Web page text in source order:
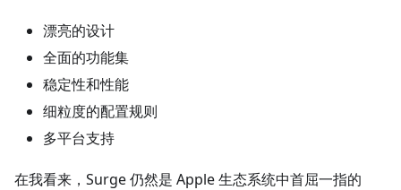
漂亮的设计
全面的功能集
稳定性和性能
细粒度的配置规则
多平台支持
在我看来，Surge 仍然是 Apple 生态系统中首屈一指的